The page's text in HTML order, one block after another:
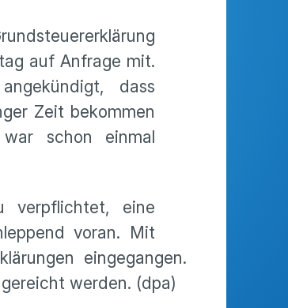
auf Anfrage mit.
dass
Zeit bekommen
schon einmal
verpflichtet, eine
voran. Mit
eingegangen.
werden. (dpa)